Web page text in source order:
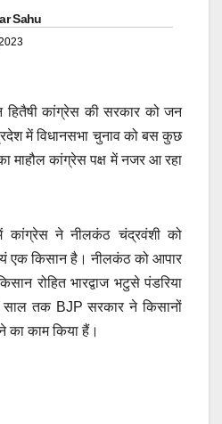
Sahu
हितैषी कांग्रेस की सरकार को जन
में विधानसभा चुनाव को बस कुछ
माहौल कांग्रेस पक्ष में नजर आ रहा
में कांग्रेस ने नीलकंठ चंद्रवंशी को
एक किसान है। नीलकंठ को आपार
रोहित भारद्वाज भटुसे पंडरिया
तक BJP सरकार ने किसानों
काम किया हैं।